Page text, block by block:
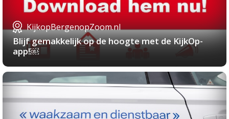
KijkopBergenopZoom.nl
Blijf gemakkelijk op de hoogte met de KijkOp-
app!￼